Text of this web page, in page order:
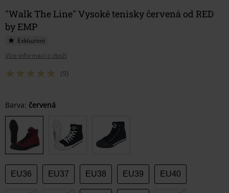
"Walk The Line" Vysoké tenisky červená od RED
by EMP
Exkluzivní
Více informací o zboží
(9)
Vyberte
si
velikost
Barva: červená
EU36 EU37 EU38 EU39 EU40